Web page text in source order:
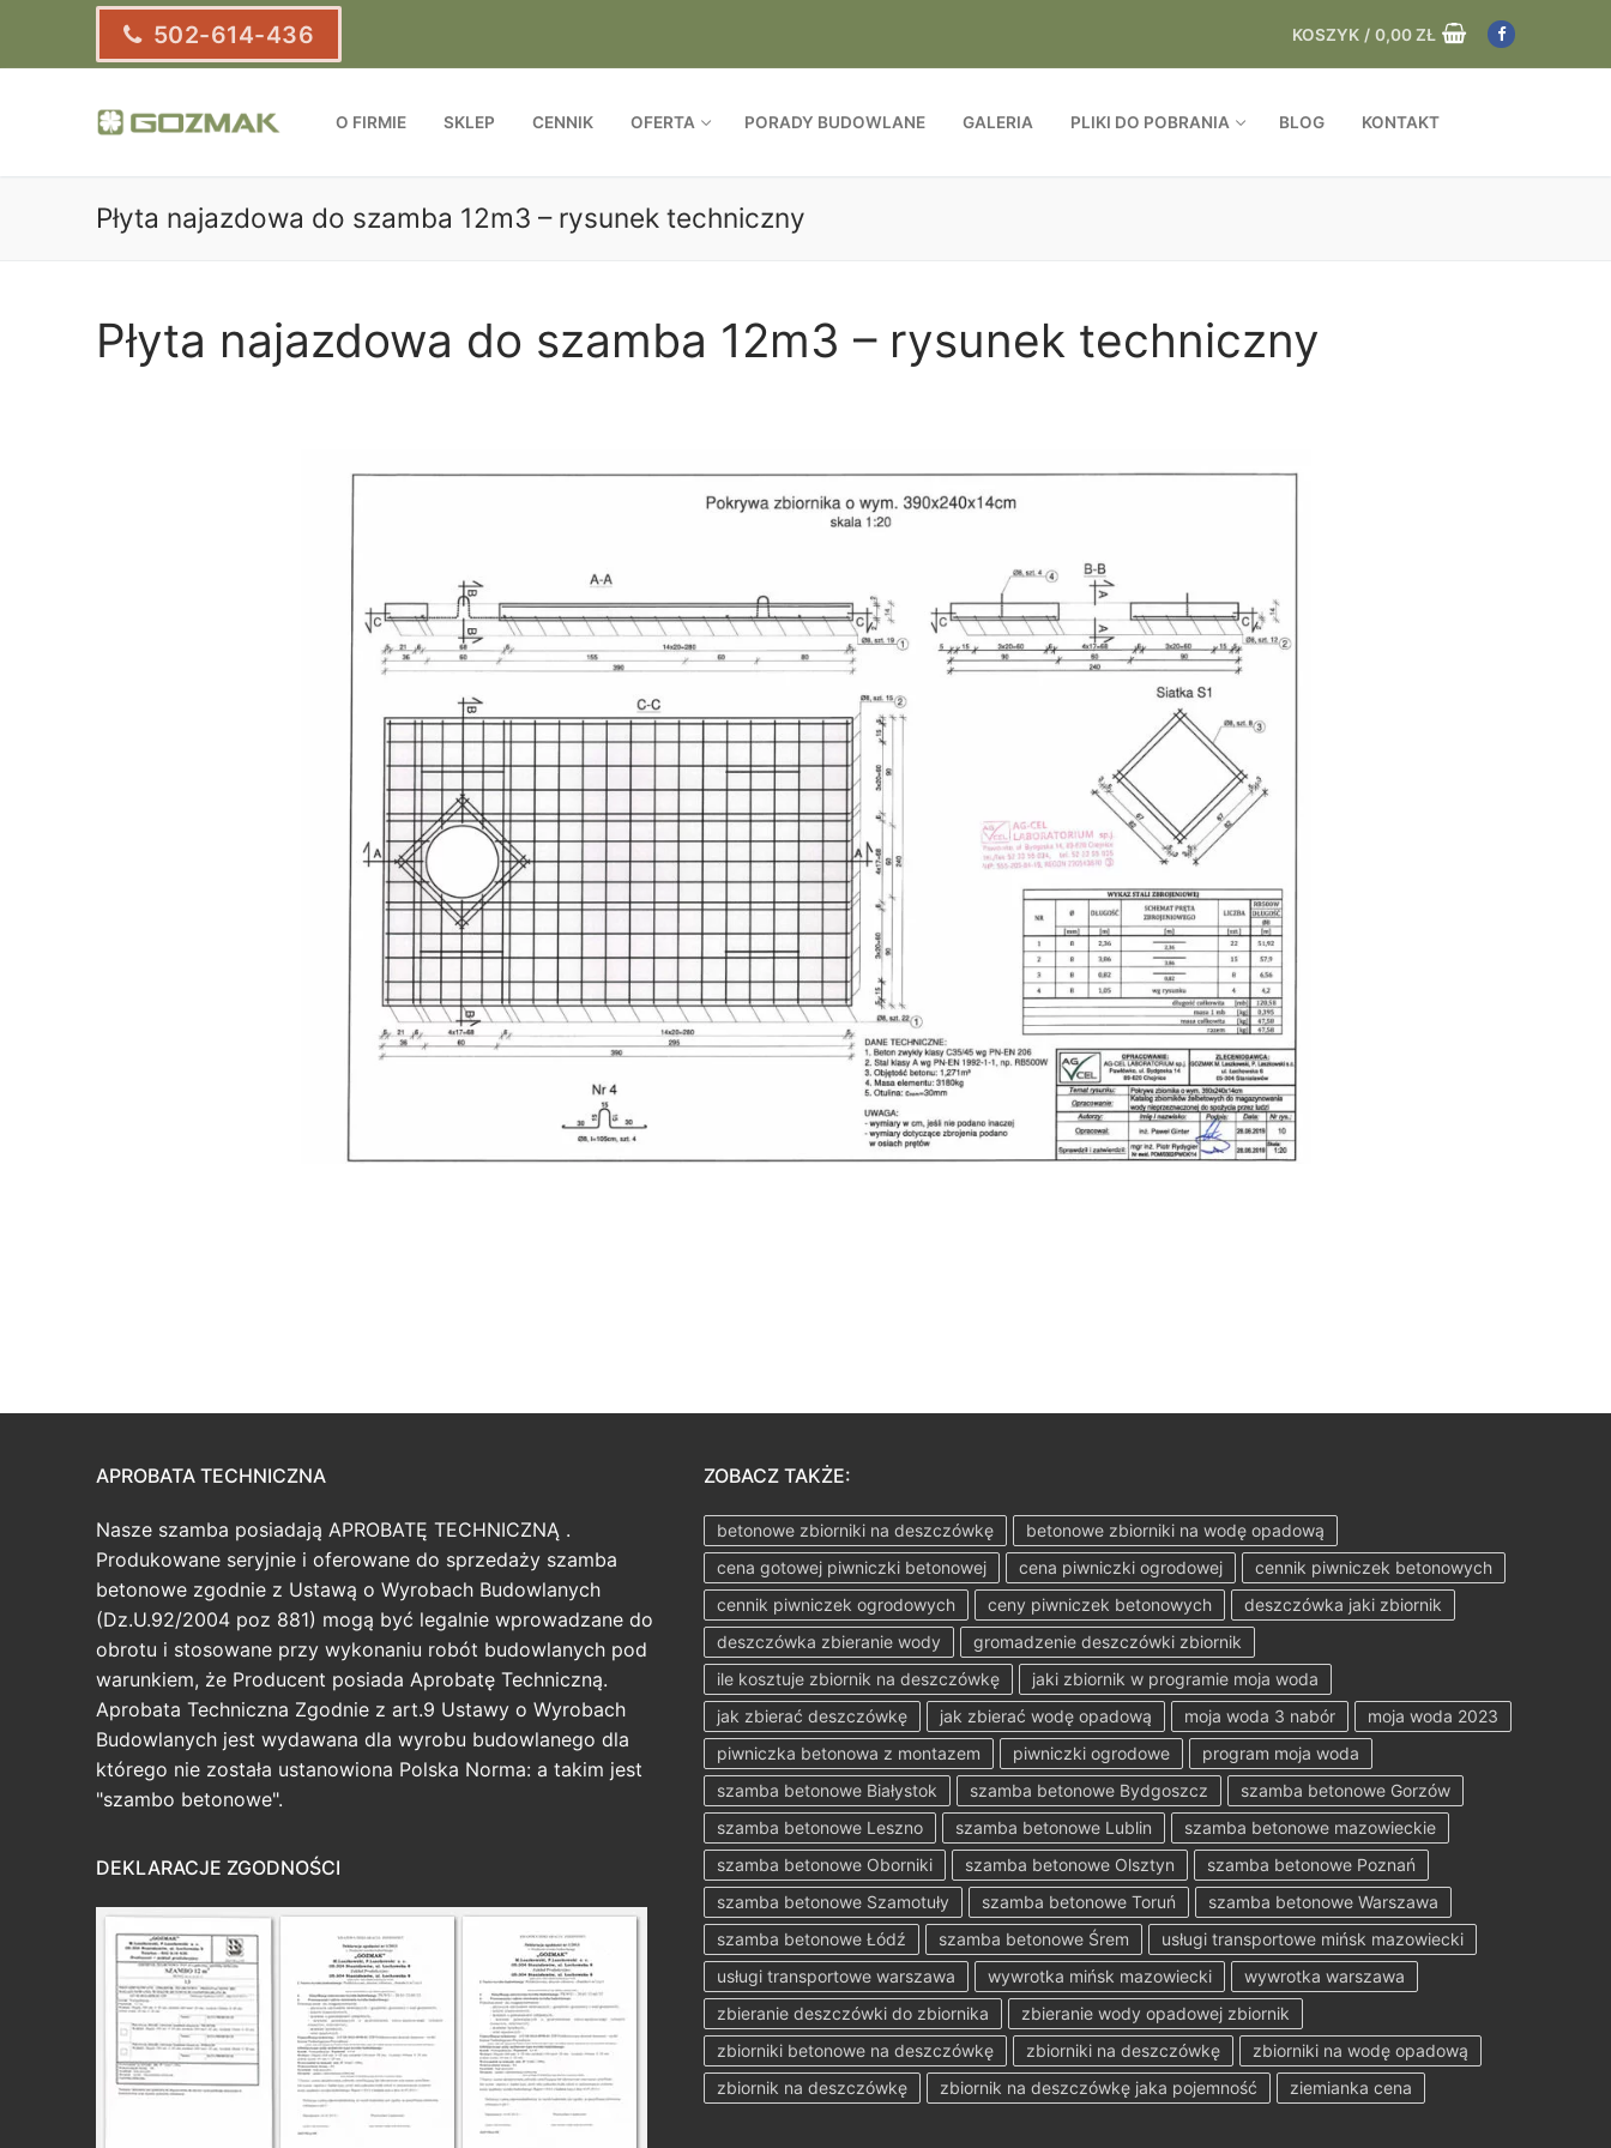
treści
502-614-436 KOSZYK / 0,00ZŁ
O FIRMIE SKLEP CENNIK OFERTA PORADY BUDOWLANE GALERIA PLIKI DO POBRANIA BLOG KONTAKT
Płyta najazdowa do szamba 12m3 – rysunek techniczny
Płyta najazdowa do szamba 12m3 – rysunek techniczny
APROBATA TECHNICZNA
Nasze szamba posiadają APROBATĘ TECHNICZNĄ .
Produkowane seryjnie i oferowane do sprzedaży szamba
betonowe zgodnie z Ustawą o Wyrobach Budowlanych
(Dz.U.92/2004 poz 881) mogą być legalnie wprowadzane do
obrotu i stosowane przy wykonaniu robót budowlanych pod
warunkiem, że Producent posiada Aprobatę Techniczną.
Aprobata Techniczna Zgodnie z art.9 Ustawy o Wyrobach
Budowlanych jest wydawana dla wyrobu budowlanego dla
którego nie została ustanowiona Polska Norma: a takim jest
"szambo betonowe".
DEKLARACJE ZGODNOŚCI
ZOBACZ TAKŻE:
betonowe zbiorniki na deszczówkę
betonowe zbiorniki na wodę opadową
cena gotowej piwniczki betonowej
cena piwniczki ogrodowej
cennik piwniczek betonowych
cennik piwniczek ogrodowych
ceny piwniczek betonowych
deszczówka jaki zbiornik
deszczówka zbieranie wody
gromadzenie deszczówki zbiornik
ile kosztuje zbiornik na deszczówkę
jaki zbiornik w programie moja woda
jak zbierać deszczówkę
jak zbierać wodę opadową moja woda 3 nabór
moja woda 2023
piwniczka betonowa z montazem
piwniczki ogrodowe
program moja woda
szamba betonowe Białystok
szamba betonowe Bydgoszcz
szamba betonowe Gorzów
szamba betonowe Leszno
szamba betonowe Lublin
szamba betonowe mazowieckie
szamba betonowe Oborniki
szamba betonowe Olsztyn
szamba betonowe Poznań
szamba betonowe Szamotuły
szamba betonowe Toruń
szamba betonowe Warszawa
szamba betonowe Łódź
szamba betonowe Śrem
usługi transportowe mińsk mazowiecki
usługi transportowe warszawa
wywrotka mińsk mazowiecki
wywrotka warszawa
zbieranie deszczówki do zbiornika
zbieranie wody opadowej zbiornik
zbiorniki betonowe na deszczówkę
zbiorniki na deszczówkę
zbiorniki na wodę opadową
zbiornik na deszczówkę
zbiornik na deszczówkę jaka pojemność ziemianka cena